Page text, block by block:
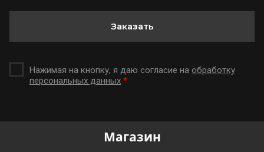
Нажимая на кнопку, я даю согласие на обработку
персональных данных *
Заказать
Магазин